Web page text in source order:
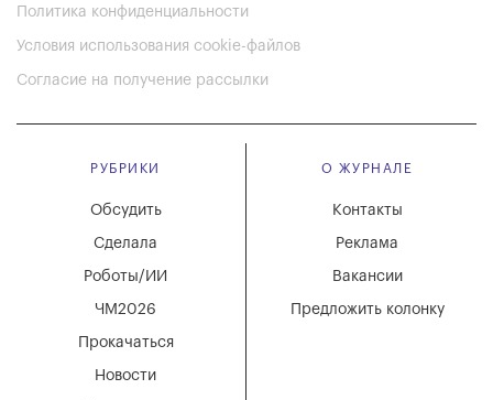
Политика конфиденциальности
Условия использования cookie-файлов
Согласие на получение рассылки
РУБРИКИ
Новости
Обсудить
Сделала
Роботы/ИИ
ЧМ2026
Прокачаться
О ЖУРНАЛЕ
Вакансии
Реклама
Контакты
Предложить колонку